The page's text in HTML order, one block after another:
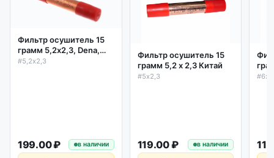
Фильтр осушитель 15
грамм 5,2х2,3, Dena,
Италия
#5,2х2,3
199.00 ₽ в наличии
Фильтр осушитель 15
грамм 5,2 х 2,3 Китай
#5х2,3
119.00 ₽ в наличии